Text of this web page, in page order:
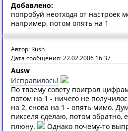
Добавлено:
попробуй неотходя от настроек
например, потом опять на 1
Автор: Rush
Дата сообщения: 22.02.2006 16:37
Ausw
Исправилось!
По твоему совету поиграл
потом на 1 - ничего не
на 2, снова на 1 - опять мимо.
пикселя сделаю, потом обратно,
плюну.
Однако почему-то